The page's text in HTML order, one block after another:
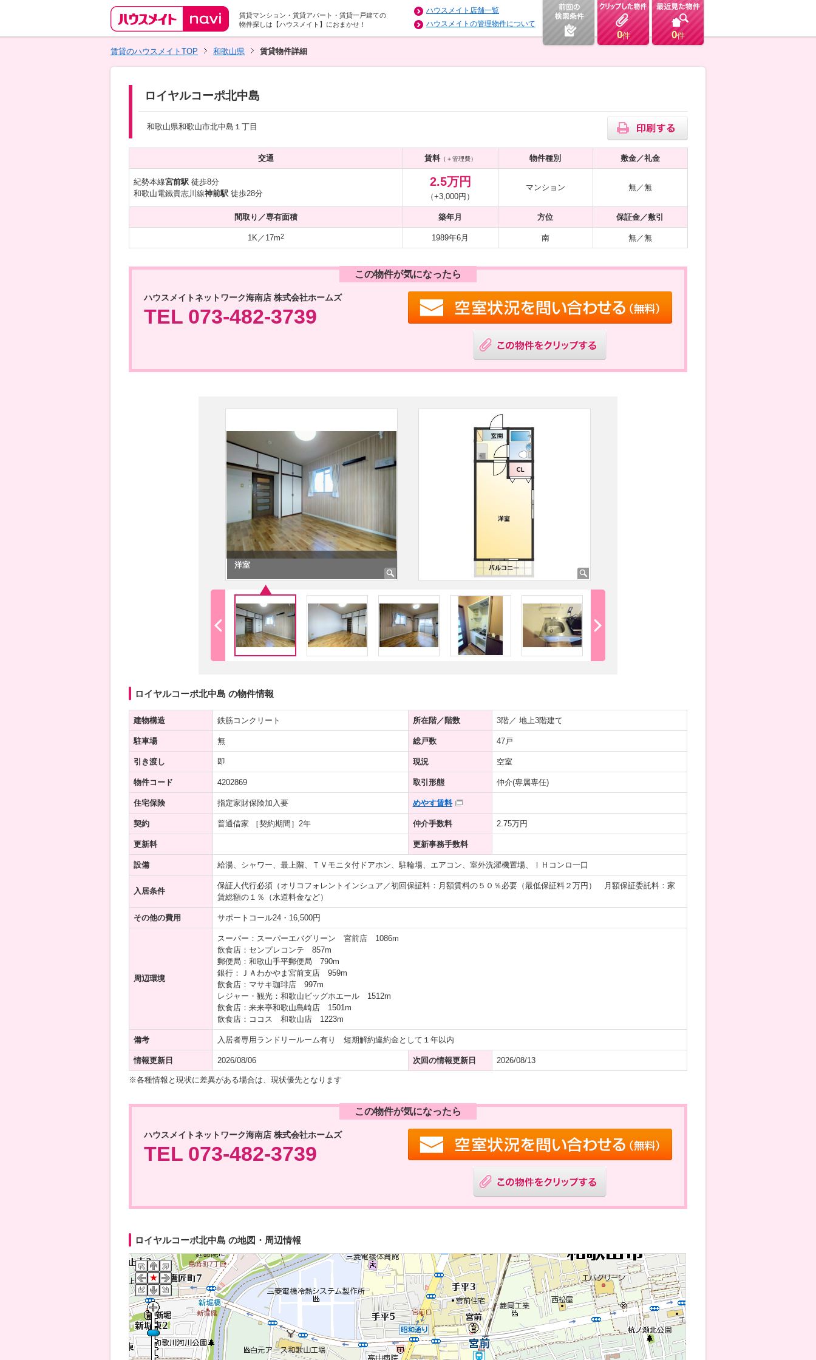
賃貸マンション・賃貸アパート・賃貸一戸建ての
物件探しは【ハウスメイト】におまかせ！
ハウスメイト店舗一覧
ハウスメイトの管理物件について
0件 0件
賃貸のハウスメイトTOP
和歌山県 賃貸物件詳細
ロイヤルコーポ北中島
和歌山県和歌山市北中島１丁目
交通 賃料（＋管理費） 物件種別 敷金／礼金
紀勢本線宮前駅徒歩8分
和歌山電鐵貴志川線神前駅徒歩28分
2.5万円
（+3,000円）
マンション 無／無
間取り／専有面積 築年月 方位 保証金／敷引
1K／17m2 1989年6月 南 無／無
この物件が気になったら
ハウスメイトネットワーク海南店 株式会社ホームズ
TEL 073-482-3739
洋室
ロイヤルコーポ北中島 の物件情報
建物構造 鉄筋コンクリート 所在階／階数 3階／ 地上3階建て
駐車場 無 総戸数 47戸
引き渡し 即 現況 空室
物件コード 4202869 取引形態 仲介(専属専任)
住宅保険 指定家財保険加入要 めやす賃料
契約 普通借家 ［契約期間］2年 仲介手数料 2.75万円
更新料 更新事務手数料
設備 給湯、シャワー、最上階、ＴＶモニタ付ドアホン、駐輪場、エアコン、室外洗濯機置場、ＩＨコンロ一口
入居条件
保証人代行必須（オリコフォレントインシュア／初回保証料：月額賃料の５０％必要（最低保証料２万円） 月額保証委託料：家
賃総額の１％（水道料金など）
その他の費用 サポートコール24・16,500円
周辺環境
スーパー：スーパーエバグリーン 宮前店 1086m
飲食店：センプレコンテ 857m
郵便局：和歌山手平郵便局 790m
銀行：ＪＡわかやま宮前支店 959m
飲食店：マサキ珈琲店 997m
レジャー・観光：和歌山ビッグホエール 1512m
飲食店：来来亭和歌山島崎店 1501m
飲食店：ココス 和歌山店 1223m
備考 入居者専用ランドリールーム有り 短期解約違約金として１年以内
情報更新日 2026/08/06 次回の情報更新日 2026/08/13
※各種情報と現状に差異がある場合は、現状優先となります
この物件が気になったら
ハウスメイトネットワーク海南店 株式会社ホームズ
TEL 073-482-3739
ロイヤルコーポ北中島 の地図・周辺情報